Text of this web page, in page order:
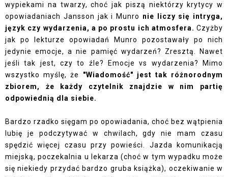
wypiekami na twarzy, choć jak piszą niektórzy krytycy w
opowiadaniach Jansson jak i Munro nie liczy się intryga,
język czy wydarzenia, a po prostu ich atmosfera. Czyżby
jak po lekturze opowiadań Munro pozostawały po nich
jedynie emocje, a nie pamięć wydarzeń? Zresztą. Nawet
jeśli tak jest, czy to źle? Emocje vs wydarzenia? Mimo
wszystko myślę, że "Wiadomość" jest tak różnorodnym
zbiorem, że każdy czytelnik znajdzie w nim partię
odpowiednią dla siebie.
Bardzo rzadko sięgam po opowiadania, choć bez wątpienia
lubię je podczytywać w chwilach, gdy nie mam czasu
spędzić więcej czasu przy powieści. Jazda komunikacją
miejską, poczekalnia u lekarza (choć w tym wypadku może
się niekiedy przydać bardzo gruba książka), oczekiwanie w